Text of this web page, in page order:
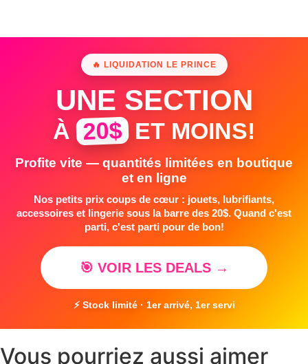
🔥 LIQUIDATION LE PRINCE
UNE SECTION
À 20$ ET MOINS!
Profite vite — quantités limitées en boutique
et en ligne
Nos petits prix coups de cœur : jouets, lubrifiants,
accessoires et lingerie sous la barre des 20$. Quand c'est
parti, c'est parti pour de bon!
🎯 VOIR LES DEALS →
⚡ Stock limité · 1er arrivé, 1er servi
Vous pourriez aussi aimer